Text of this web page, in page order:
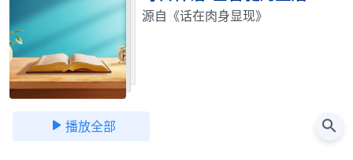
源自《话在肉身显现》
播放全部